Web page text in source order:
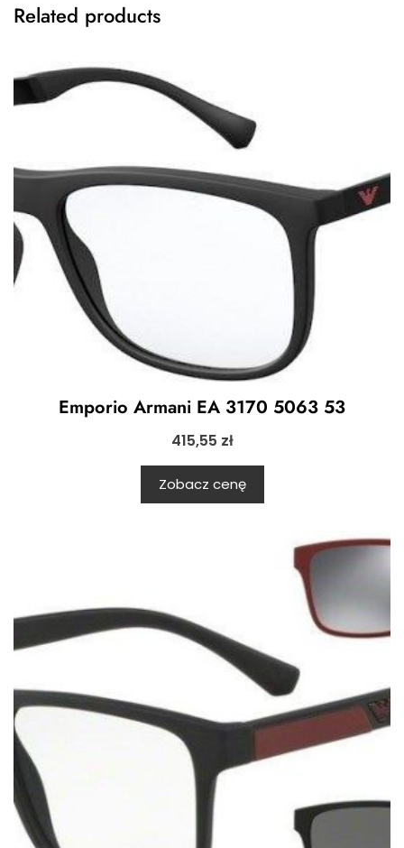
Related products
Emporio Armani EA 3170 5063 53
415,55 zł
Zobacz cenę